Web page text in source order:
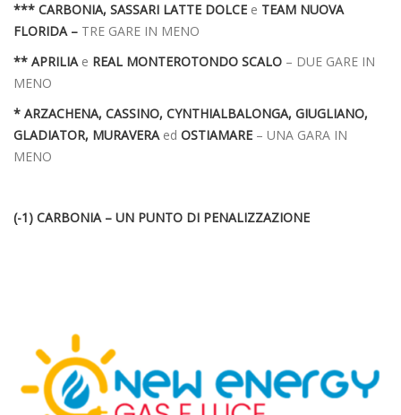
*** CARBONIA, SASSARI LATTE DOLCE e TEAM NUOVA
FLORIDA – TRE GARE IN MENO
** APRILIA e REAL MONTEROTONDO SCALO – DUE GARE IN
MENO
* ARZACHENA, CASSINO, CYNTHIALBALONGA, GIUGLIANO,
GLADIATOR, MURAVERA ed OSTIAMARE – UNA GARA IN
MENO
(-1) CARBONIA – UN PUNTO DI PENALIZZAZIONE